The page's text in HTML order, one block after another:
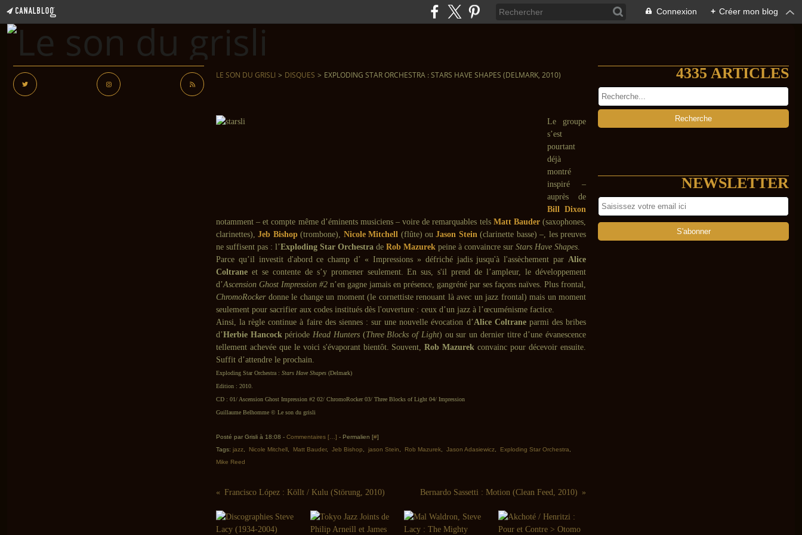
Connexion + Créer mon blog
LE SON DU GRISLI > DISQUES > EXPLODING STAR ORCHESTRA : STARS HAVE SHAPES (DELMARK, 2010)
Le groupe
s’est
pourtant
déjà
montré
inspiré –
auprès de
Bill Dixon
notamment – et compte même d’éminents musiciens – voire de remarquables tels Matt Bauder(saxophones,
clarinettes),Jeb Bishop (trombone), Nicole Mitchell (flûte) ouJason Stein (clarinette basse) –, les preuves
ne suffisent pas : l’Exploding Star Orchestra de Rob Mazurek peine à convaincre sur Stars Have Shapes.
Parce qu’il investit d'abord ce champ d’ « Impressions » défriché jadis jusqu'à l'assèchement par Alice
Coltrane et se contente de s’y promener seulement. En sus, s'il prend de l’ampleur, le développement
d’Ascension Ghost Impression #2 n’en gagne jamais en présence, gangréné par ses façons naïves. Plus frontal,
ChromoRockerdonne le change un moment (le cornettiste renouant là avec un jazz frontal) mais un moment
seulement pour sacrifier aux codes institués dès l'ouverture : ceux d’un jazz à l’œcuménisme factice.
Ainsi, la règle continue à faire des siennes : sur une nouvelle évocation d’Alice Coltraneparmi des bribes
d’Herbie HancockpériodeHead Hunters(Three Blocks of Light) ou sur un dernier titre d’une évanescence
tellement achevée que le voici s'évaporant bientôt. Souvent,Rob Mazurek convainc pour décevoir ensuite.
Suffit d’attendre le prochain.
Exploding Star Orchestra : Stars Have Shapes (Delmark)
Edition : 2010.
CD : 01/ Ascension Ghost Impression #2 02/ ChromoRocker 03/ Three Blocks of Light 04/ Impression
Guillaume Belhomme © Le son du grisli
Posté par Grisli à 18:08 - Commentaires [ ] - Permalien [#]
Tags: jazz Nicole Mitchell Matt Bauder, Jeb Bishop jason Stein Rob Mazurek Jason Adasiewicz Exploding Star Orchestra
Mike Reed
Francisco López : Köllt / Kulu (Störung, 2010) Bernardo Sassetti : Motion (Clean Feed, 2010)
4335 ARTICLES
NEWSLETTER